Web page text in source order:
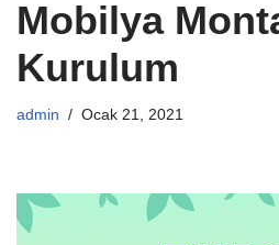
Mobilya
Kurulum
admin Ocak 21, 2021